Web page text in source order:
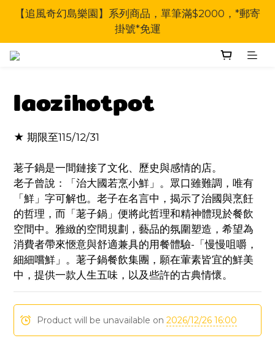
【追風奇幻島樂園】系列商品，單筆滿$2000，*郵寄
掛號*免運
laozihotpot
★ 期限至115/12/31
荖子鍋是一間鏈接了文化、歷史與感情的店。
老子曾說：「治大國若烹小鮮」。眾口雖難調，唯有
「鮮」字可解也。老子在名言中，揭示了治國與烹飪
的哲理，而「荖子鍋」便將此哲理和精神體現於餐飲
空間中。雅緻的空間規劃，藝品的氛圍塑造，希望為
消費者帶來愜意與舒適兼具的用餐體驗-「慢慢咀嚼，
細細嚐鮮」。荖子鍋餐飲集團，願在葷素皆宜的鮮美
中，提供一款人生五味，以及些許的古典情懷。
Product will be unavailable on 2026/12/26 16:00